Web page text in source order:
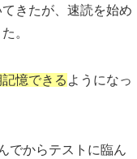
きたが、速読を始め
。
憶できる ようになっ
でからテストに臨ん